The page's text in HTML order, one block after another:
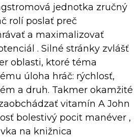
jednotka zručný
rolí poslať preč
a maximalizovať
. Silné stránky zvlášť
oblasti, ktoré téma
úloha hráč: rýchlosť,
a druh. Takmer okamžité
vitamín A John
bolestivý pocit manéver ,
na knižnica